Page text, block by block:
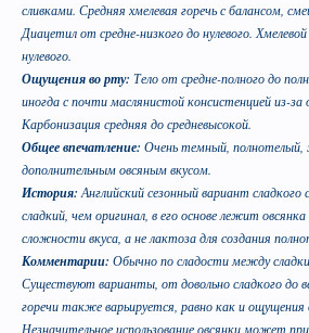
Кофе оказывает воздействие на
преждевременное старение
способствует развитию
же наоборот защищает ДНК.
сливками. Средняя хмелевая горечь с балансом,
Диацетил от средне-низкого до нулевого.
нулевого.
Ощущения во рту: Тело от средне-полного до
иногда с почти маслянистой консистенцией из-за
Карбонизация средняя до средневысокой.
Общее впечатление: Очень темный, полнотелый,
дополнительным овсяным вкусом.
История:Английский сезонный вариант
сладкий, чем оригинал, в его основе лежит
сложности вкуса, а не лактоза для создания
Комментарии: Обычно по сладости между
Существуют варианты, от довольно сладкого до
горечи также варьируется, равно как и ощущения
Незначительное использование овсянки может